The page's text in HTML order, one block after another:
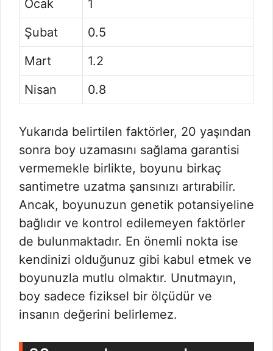
Ocak
1
Şubat
0.5
Mart
1.2
Nisan
0.8
Yukarıda belirtilen faktörler, 20 yaşından
sonra boy uzamasını sağlama garantisi
vermemekle birlikte, boyunu birkaç
santimetre uzatma şansınızı artırabilir.
Ancak, boyunuzun genetik potansiyeline
bağlıdır ve kontrol edilemeyen faktörler
de bulunmaktadır. En önemli nokta ise
kendinizi olduğunuz gibi kabul etmek ve
boyunuzla mutlu olmaktır. Unutmayın,
boy sadece fiziksel bir ölçüdür ve
insanın değerini belirlemez.